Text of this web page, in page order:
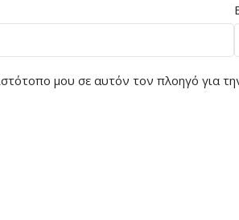
μου σε αυτόν τον πλοηγό για